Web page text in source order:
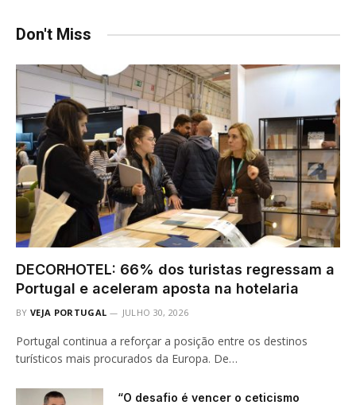
Don't Miss
DECORHOTEL: 66% dos turistas regressam a
Portugal e aceleram aposta na hotelaria
BY VEJA PORTUGAL JULHO 30, 2026
Portugal continua a reforçar a posição entre os destinos
turísticos mais procurados da Europa. De…
“O desafio é vencer o ceticismo